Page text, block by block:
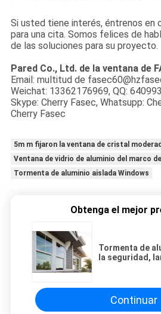
Si usted tiene interés, éntrenos
para una cita. Somos felices de
de las soluciones para su proyecto.
Pared Co., Ltd. de la ventana de
Email: multitud de
Weichat: 13362176969, QQ:
Skype: Cherry Fasec, Whatsupp:
Cherry Fasec
5m m fijaron la ventana de cristal
Ventana de vidrio de aluminio del marco
Tormenta de aluminio aislada Windows
Obtenga el mejor
Tormenta de
la seguridad,
Continuar